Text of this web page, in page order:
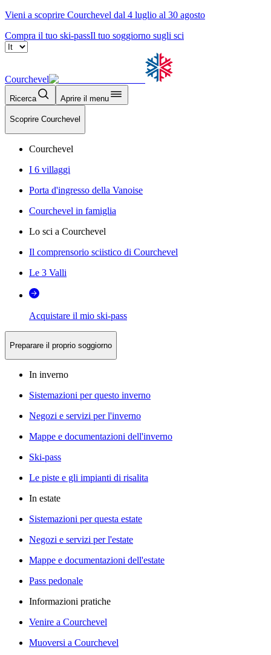
Vieni a scoprire Courchevel dal 4 luglio al 30 agosto
Compra il tuo ski-passIl tuo soggiorno sugli sci
Courchevel
Ricerca Aprire il menu
Scoprire Courchevel
Courchevel
I 6 villaggi
Porta d'ingresso della Vanoise
Courchevel in famiglia
Lo sci a Courchevel
Il comprensorio sciistico di Courchevel
Le 3 Valli
Acquistare il mio ski-pass
Preparare il proprio soggiorno
In inverno
Sistemazioni per questo inverno
Negozi e servizi per l'inverno
Mappe e documentazioni dell'inverno
Ski-pass
Le piste e gli impianti di risalita
In estate
Sistemazioni per questa estate
Negozi e servizi per l'estate
Mappe e documentazioni dell'estate
Pass pedonale
Informazioni pratiche
Venire a Courchevel
Muoversi a Courchevel